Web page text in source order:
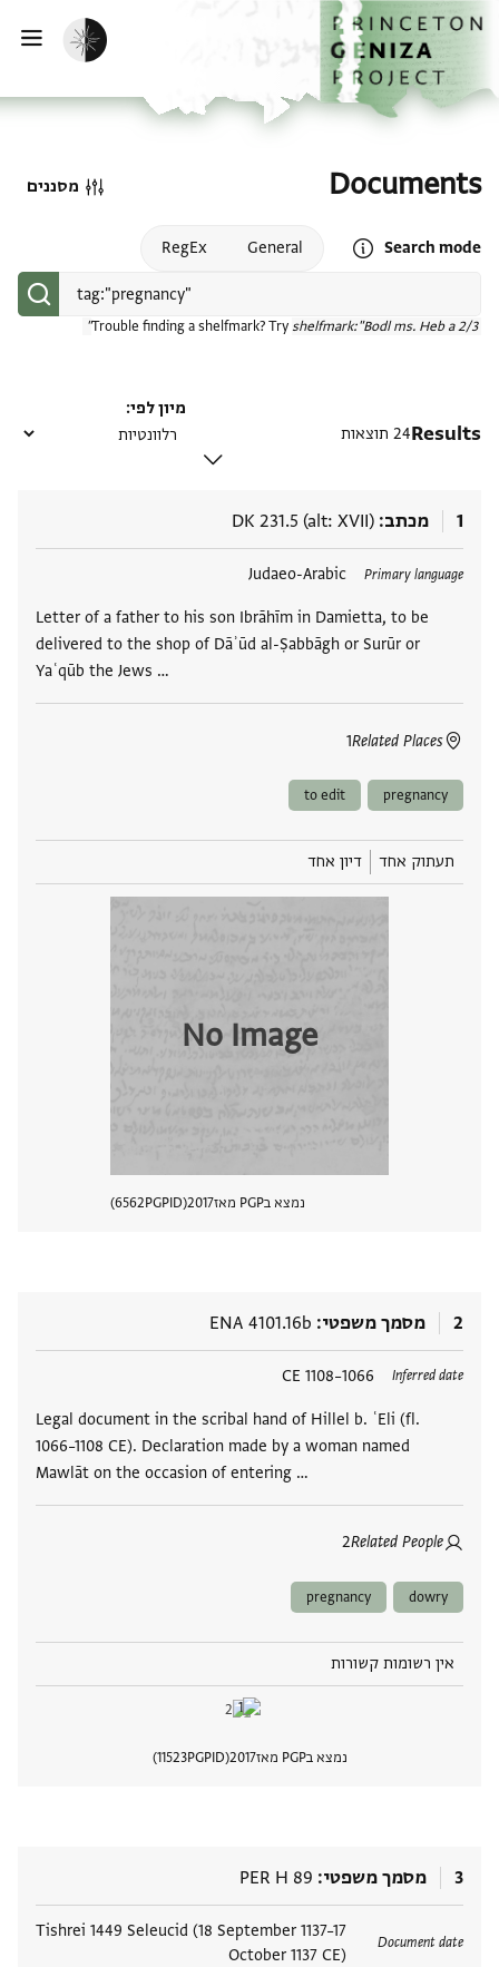
דילוג לתוכן
דף הבית
הפעלת מצב כהה
Documents
Search mode
Open search mode help
General
RegEx
Trouble finding a shelfmark? Try shelfmark:"Bodl ms. Heb a 2/3"
מסננים
Results24 תוצאות
מיון לפי
1 מכתב DK 231.5 (alt: XVII)
Primary language
Judaeo-Arabic
Letter of a father to his son Ibrāhīm in Damietta, to be
delivered to the shop of Dāʾūd al-Ṣabbāgh or Surūr or
Yaʿqūb the Jews …
Related Places
1
תגים
pregnancy
to edit
תעתוק אחד דיון אחד
No Image
נמצא בPGP מאז 2017
PGPID
6562
2 מסמך משפטי ENA 4101.16b
Inferred date
1066–1108 CE
Legal document in the scribal hand of Hillel b. ʿEli (fl.
1066–1108 CE). Declaration made by a woman named
Mawlāt on the occasion of entering …
Related People
2
תגים
dowry
pregnancy
אין רשומות קשורות
נמצא בPGP מאז 2017
PGPID
11523
3 מסמך משפטי PER H 89
Document date
Tishrei 1449 Seleucid (18 September 1137–17
October 1137 CE)